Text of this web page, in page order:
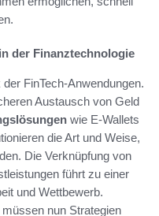
der Finanztechnologie
FinTech-Anwendungen.
Austausch von Geld
wie E-Wallets
die Art und Weise,
Die Verknüpfung von
führt zu einer
und Wettbewerb.
nun Strategien